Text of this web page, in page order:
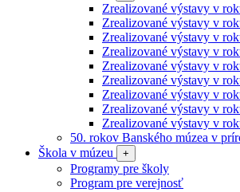
Zrealizované výstavy v
Zrealizované výstavy v
Zrealizované výstavy v
Zrealizované výstavy v
Zrealizované výstavy v
Zrealizované výstavy v
Zrealizované výstavy v
Zrealizované výstavy v
Zrealizované výstavy v
50. rokov Banského múzea v
Škola v múzeu
+
Programy pre školy
Program pre verejnosť